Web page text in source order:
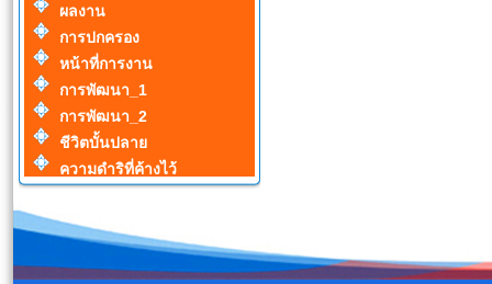
ผลงาน
การปกครอง
หน้าที่การงาน
การพัฒนา_1
การพัฒนา_2
ชีวิตบั้นปลาย
ความดำริที่ค้างไว้